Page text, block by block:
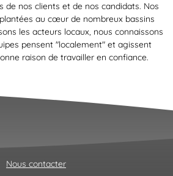
de nos clients et de nos candidats. Nos
au cœur de nombreux bassins
les acteurs locaux, nous connaissons
pensent "localement" et agissent
raison de travailler en confiance.
Nous contacter